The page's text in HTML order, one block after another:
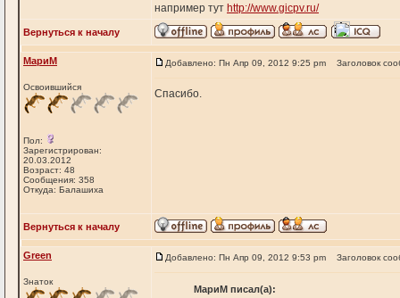
например тут http://www.gicpv.ru/
Вернуться к началу
МариМ
Освоившийся
Пол:
Зарегистрирован:
20.03.2012
Возраст: 48
Сообщения: 358
Откуда: Балашиха
Добавлено: Пн Апр 09, 2012 9:25 pm Заголовок
Спасибо.
Вернуться к началу
Green
Знаток
Добавлено: Пн Апр 09, 2012 9:53 pm Заголовок
МариМ писал(а):